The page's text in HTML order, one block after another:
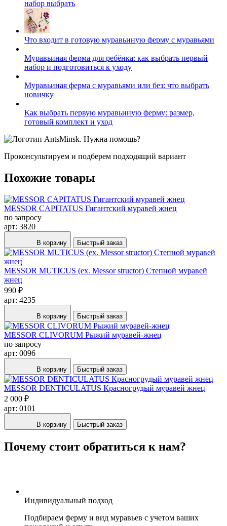
набор выбрать
Что входит в готовую муравьиную ферму с муравьями
Муравьиная ферма для ребёнка: как выбрать первый
набор и подготовиться к уходу
Муравьиная ферма с муравьями или без: что выбрать
новичку
Как выбрать первую муравьиную ферму: размер,
готовый комплект и уход
Нужна помощь?
Проконсультируем и подберем подходящий вариант
Похожие товары
MESSOR CAPITATUS Гигантский муравей жнец
по запросу
арт: 3820
В корзину Быстрый заказ
MESSOR MUTICUS (ex. Messor structor) Степной муравей
жнец
990 ₽
арт: 4235
В корзину Быстрый заказ
MESSOR СLIVORUM Рыжий муравей-жнец
по запросу
арт: 0096
В корзину Быстрый заказ
MESSOR DENTICULATUS Красногрудый муравей жнец
2 000 ₽
арт: 0101
В корзину Быстрый заказ
Почему стоит обратиться к нам?
Индивидуальный подход
Подбираем ферму и вид муравьев с учетом ваших